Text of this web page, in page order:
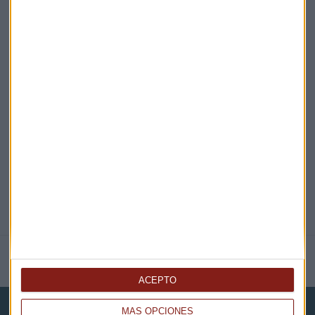
MÁS OPCIONES
ACEPTO
NOTICIAS RELACIONADAS